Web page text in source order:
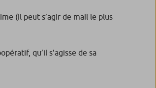
(il peut s’agir de mail le plus
qu’il s’agisse de sa